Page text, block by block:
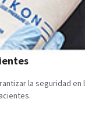
la seguridad en